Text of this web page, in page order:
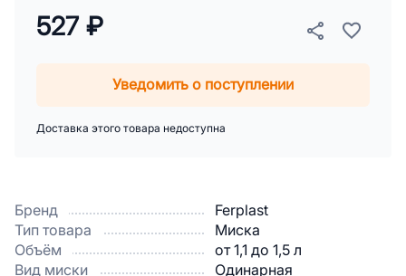
Бренд
Ferplast
Тип товара
Миска
Объём
от 1,1 до 1,5 л
Вид миски
Одинарная
527 ₽
Уведомить о поступлении
Доставка этого товара недоступна